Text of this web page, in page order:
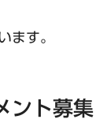
ます。
ント募